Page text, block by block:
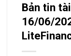
Bản tin
16/06/